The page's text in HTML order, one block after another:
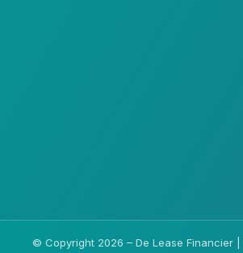
© Copyright 2026 – De Lease Financier |